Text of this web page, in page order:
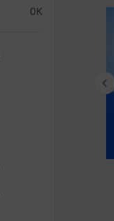
0K
keyboard_arrow_left